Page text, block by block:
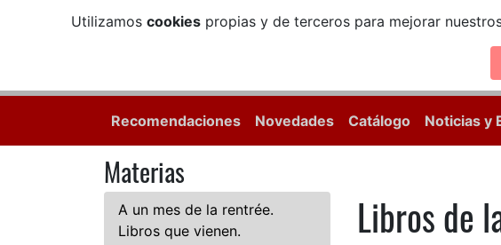
Utilizamos cookiespropias y de terceros para mejorar
Recomendaciones Novedades Catálogo Noticias y
Materias
A un mes de la rentrée.
Libros que vienen.
Libros de